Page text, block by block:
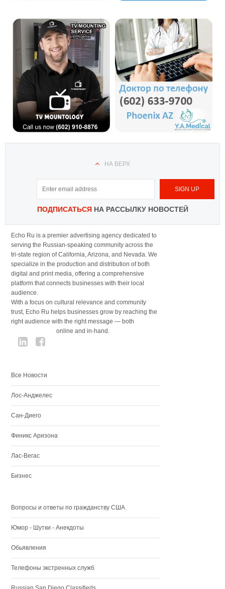
НА ВЕРХ
ПОДПИСАТЬСЯНА РАССЫЛКУ НОВОСТЕЙ
Echo Ru is a premier advertising agency dedicated to
serving the Russian-speaking community across the
tri-state region of California, Arizona, and Nevada. We
specialize in the production and distribution of both
digital and print media, offering a comprehensive
platform that connects businesses with their local
audience.
With a focus on cultural relevance and community
trust, Echo Ru helps businesses grow by reaching the
right audience with the right message — both
online and in-hand.
Все Новости
Лос-Анджелес
Сан-Диего
Финикс Аризона
Лас-Вегас
Бизнес
Вопросы и ответы по гражданству США
Юмор - Шутки - Анекдоты
Обьявления
Телефоны экстренных служб